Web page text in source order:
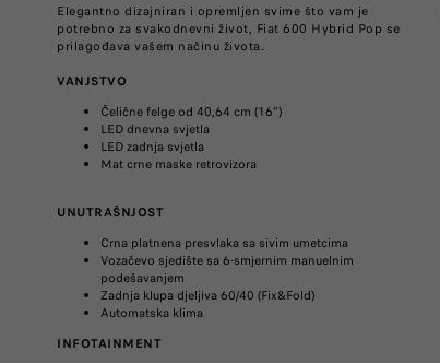
Elegantno dizajniran i opremljen svime što vam je
potrebno za svakodnevni život, Fiat 600 Hybrid Pop se
prilagođava vašem načinu života.
VANJSTVO
Čelične felge od 40,64 cm (16")
LED dnevna svjetla
LED zadnja svjetla
Mat crne maske retrovizora
UNUTRAŠNJOST
Crna platnena presvlaka sa sivim umetcima
Vozačevo sjedište sa 6-smjernim manuelnim
podešavanjem
Zadnja klupa djeljiva 60/40 (Fix&Fold)
Automatska klima
INFOTAINMENT